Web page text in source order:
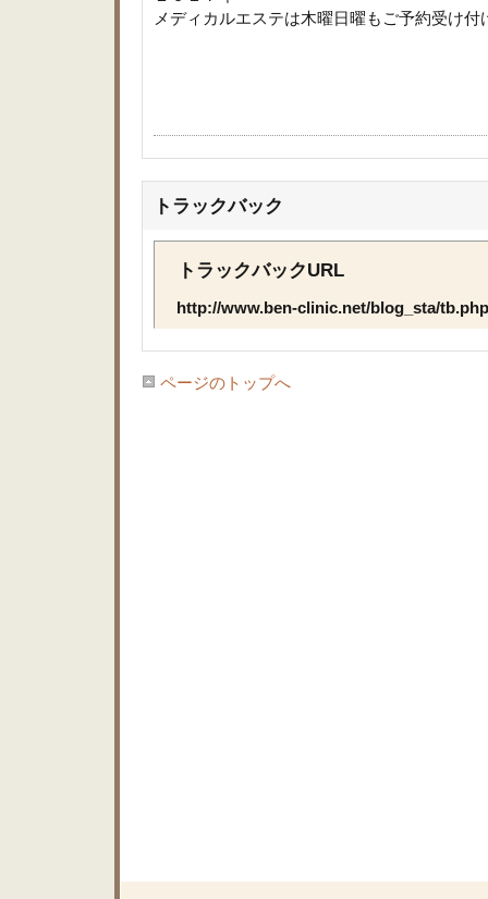
メディカルエステは木曜日曜もご予約受け付
トラックバック
トラックバックURL
http://www.ben-clinic.net/blog_sta/
ページのトップへ